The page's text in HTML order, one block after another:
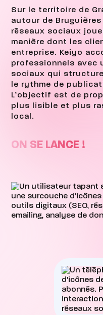
Sur le territoire de
autour de
réseaux sociaux
manière dont les
entreprise. Keiyo
professionnels avec
sociaux qui
le rythme de
L’objectif est de
plus lisible et plus
local.
ON SE LANCE !